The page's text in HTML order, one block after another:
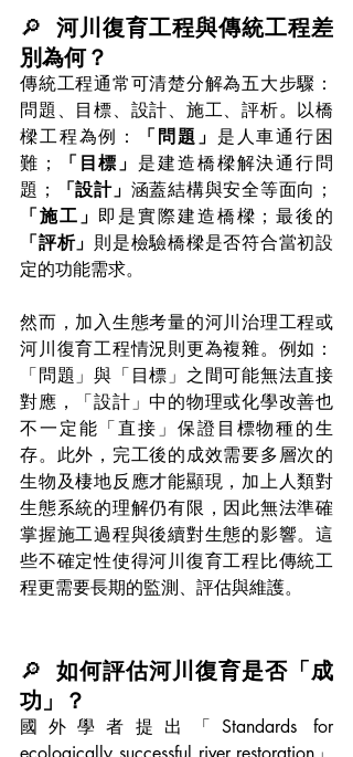
🔎 河川復育工程與傳統工程差
別為何？
傳統工程通常可清楚分解為五大步驟：
問題、目標、設計、施工、評析。以橋
樑工程為例：
「問題」 是人車通行困
難；
「目標」 是建造橋樑解決通行問
題；
「設計」 涵蓋結構與安全等面向；
「施工」 即是實際建造橋樑；最後的
「評析」 則是檢驗橋樑是否符合當初設
定的功能需求。
然而，加入生態考量的河川治理工程或
河川復育工程情況則更為複雜。例如：
「問題」與「目標」之間可能無法直接
對應，「設計」中的物理或化學改善也
不一定能「直接」保證目標物種的生
存。此外，完工後的成效需要多層次的
生物及棲地反應才能顯現，加上人類對
生態系統的理解仍有限，因此無法準確
掌握施工過程與後續對生態的影響。這
些不確定性使得河川復育工程比傳統工
程更需要長期的監測、評估與維護。
🔎 如何評估河川復育是否「成
功」？
國外學者提出「Standards for